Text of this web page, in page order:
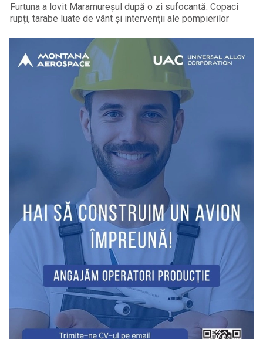
Furtuna a lovit Maramureșul după o zi sufocantă. Copaci
rupți, tarabe luate de vânt și intervenții ale pompierilor